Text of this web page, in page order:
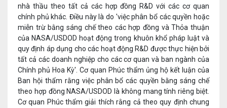
nhà thầu theo tất cả các hợp đồng R&D với các cơ quan
chính phủ khác. Điều này là do 'việc phân bổ các quyền hoặc
miễn trừ bằng sáng chế theo các hợp đồng và Thỏa thuận
của NASA/USDOD hoạt động trong khuôn khổ pháp luật và
quy định áp dụng cho các hoạt động R&D được thực hiện bởi
tất cả các doanh nghiệp cho các cơ quan và ban ngành của
Chính phủ Hoa Kỳ'. Cơ quan Phúc thẩm ủng hộ kết luận của
Ban hội thẩm rằng việc phân bổ các quyền bằng sáng chế
theo hợp đồng NASA/USDOD là không mang tính riêng biệt.
Cơ quan Phúc thẩm giải thích rằng cả theo quy định chung